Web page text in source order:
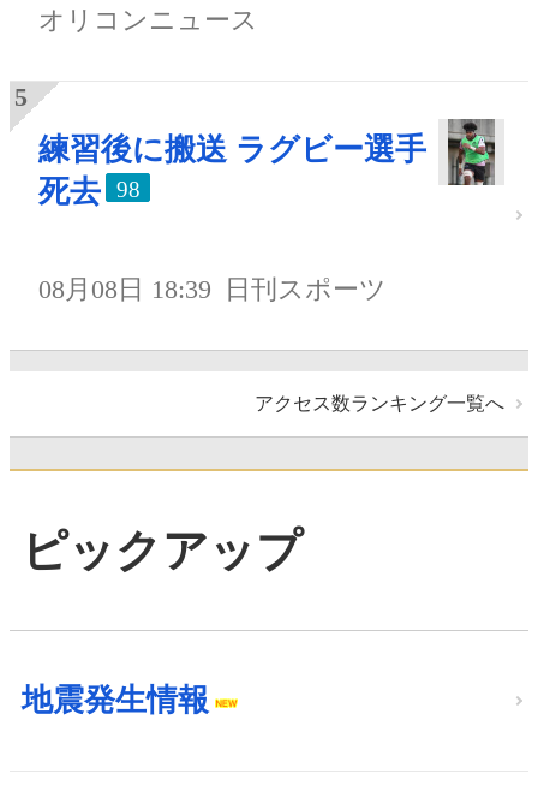
オリコンニュース
練習後に搬送 ラグビー選手
死去
98
08月08日 18:39 日刊スポーツ
アクセス数ランキング一覧へ
ピックアップ
地震発生情報